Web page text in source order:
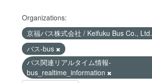
Organizations:
京福バス株式会社 / Keifuku Bus Co., Ltd.
バス-bus
バス関連リアルタイム情報-
bus_realtime_information